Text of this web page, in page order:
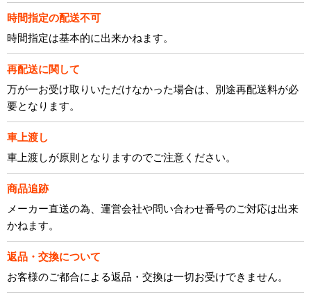
時間指定の配送不可
時間指定は基本的に出来かねます。
再配送に関して
万が一お受け取りいただけなかった場合は、別途再配送料が必
要となります。
車上渡し
車上渡しが原則となりますのでご注意ください。
商品追跡
メーカー直送の為、運営会社や問い合わせ番号のご対応は出来
かねます。
返品・交換について
お客様のご都合による返品・交換は一切お受けできません。